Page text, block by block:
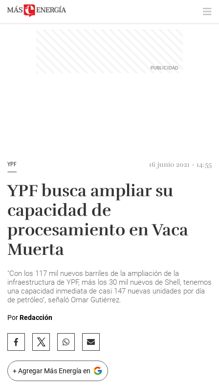
YPF 16 junio 2021 - 14:55
YPF busca ampliar su
capacidad de
procesamiento en Vaca
Muerta
"Con los 117 mil nuevos barriles de la ampliación de la
infraestructura de YPF, más los 30 mil nuevos de Shell, tenemos
una capacidad inmediata de casi 147 nuevas unidades por día
de petróleo", señaló Omar Gutiérrez.
PorRedacción
+ Agregar Más Energía en